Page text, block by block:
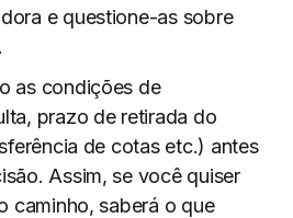
e questione-as sobre
as condições de
prazo de retirada do
de cotas etc.) antes
Assim, se você quiser
caminho, saberá o que